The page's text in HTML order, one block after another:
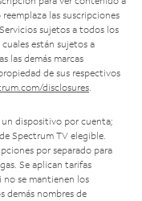
las suscripciones
sujetos a todos los
están sujetos a
las demás marcas
de sus respectivos
disclosures.
un dispositivo por cuenta;
Spectrum TV elegible.
por separado para
Se aplican tarifas
no se mantienen los
demás nombres de